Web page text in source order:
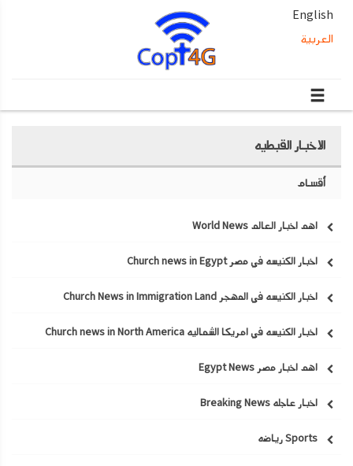
English
العربية
الاخبار القبطيه
أقسام
اهم اخبار العالم World News
اخبار الكنيسه في مصر Church news in Egypt
اخبار الكنيسه في المهجر Church News in Immigration Land
اخبار الكنيسه في امريكا الشماليه Church news in North America
اهم اخبار مصر Egypt News
اخبار عاجله Breaking News
Sports رياضه